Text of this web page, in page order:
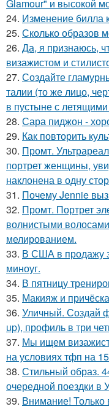
Glamour" и высокой
24. Изменение билла
25. Сколько образов
26. Да, я признаюсь,
визажистом и
27. Создайте
талии (то же лицо,
в пустыне с
28. Сара пиджон -
29. Как повторить
30. Промт.
портрет женщины,
наклонена в одну
31. Почему Jennie
32. Промт. Портрет
волнистыми
мелированием.
33. В США в продажу
миноуг.
34. В пятницу
35. Макияж и
36. Уличный. Создай
up), профиль в три
37. Мы ищем
на условиях тфп на
38. Стильный образ.
очередной поездки в
39. Внимание! Только